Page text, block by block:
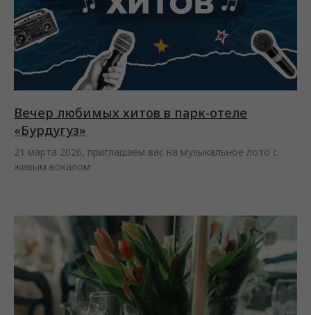
Вечер любимых хитов в парк-отеле
«Бурдугуз»
21 марта 2026, приглашаем вас на музыкальное лото с
живым вокалом